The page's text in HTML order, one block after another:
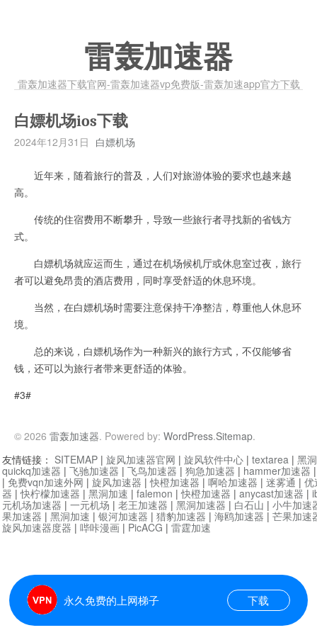
雷轰加速器
雷轰加速器下载官网-雷轰加速器vp免费版-雷轰加速app官方下载
白嫖机场ios下载
2024年12月31日 白嫖机场
近年来，随着旅行的普及，人们对旅游体验的要求也越来越
高。
传统的住宿费用不断攀升，导致一些旅行者寻找新的省钱方
式。
白嫖机场就应运而生，通过在机场候机厅或休息室过夜，旅行
者可以避免昂贵的酒店费用，同时享受舒适的休息环境。
当然，在白嫖机场时需要注意保持干净整洁，尊重他人休息环
境。
总的来说，白嫖机场作为一种新兴的旅行方式，不仅能够省
钱，还可以为旅行者带来更舒适的体验。
#3#
© 2026 雷轰加速器. Powered by: WordPress.Sitemap.
永久免费的上网梯子 下载
友情链接： SITEMAP | 旋风加速器官网 | 旋风软件中心 | textarea | 黑
quickq加速器 | 飞驰加速器 | 飞鸟加速器 | 狗急加速器 | hammer加速器
| 免费vqn加速外网 | 旋风加速器 |快橙加速器 | 啊哈加速器 | 迷雾通 | 优
器 |快柠檬加速器 | 黑洞加速 | falemon |快橙加速器 | anycast加速器 |
元机场加速器 | 一元机场 | 老王加速器 | 黑洞加速器 | 白石山 | 小牛加速
果加速器 | 黑洞加速 | 银河加速器 | 猎豹加速器 | 海鸥加速器 | 芒果加速
旋风加速器度器 | 哔咔漫画 | PicACG | 雷霆加速